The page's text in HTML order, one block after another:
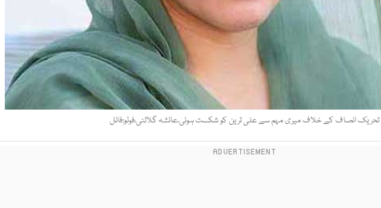
تحریک انصاف کے خلاف میری مہم سے علی ترین كو شكست ہوئی،عائشہ گلالئی،فوٹو:فائل